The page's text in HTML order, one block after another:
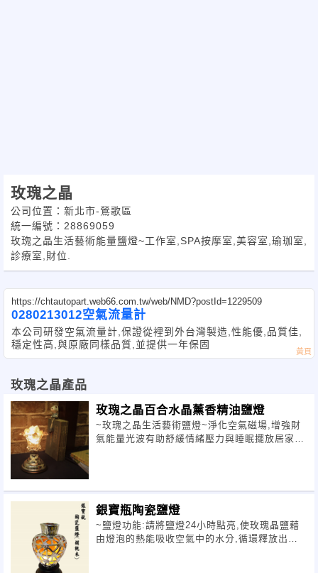
玫瑰之晶
公司位置：新北市-鶯歌區
統一編號：28869059
玫瑰之晶生活藝術能量鹽燈~工作室,SPA按摩室,美容室,瑜珈室,
診療室,財位.
https://chtautopart.web66.com.tw/web/NMD?postId=1229509
0280213012空氣流量計
本公司研發空氣流量計,保證從裡到外台灣製造,性能優,品質佳,
穩定性高,與原廠同樣品質,並提供一年保固
玫瑰之晶產品
玫瑰之晶百合水晶薰香精油鹽燈
~玫瑰之晶生活藝術鹽燈~淨化空氣磁場,增強財
氣能量光波有助舒緩情緒壓力與睡眠擺放居家,
銀寶瓶陶瓷鹽燈
~鹽燈功能:請將鹽燈24小時點亮,使玫瑰晶鹽藉
由燈泡的熱能吸收空氣中的水分,循環釋放出負